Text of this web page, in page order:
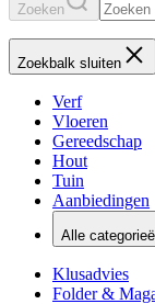
Zoeken
Zoekbalk sluiten
Verf
Vloeren
Gereedschap
Hout
Tuin
Aanbiedingen
Alle
Klusadvies
Folder &